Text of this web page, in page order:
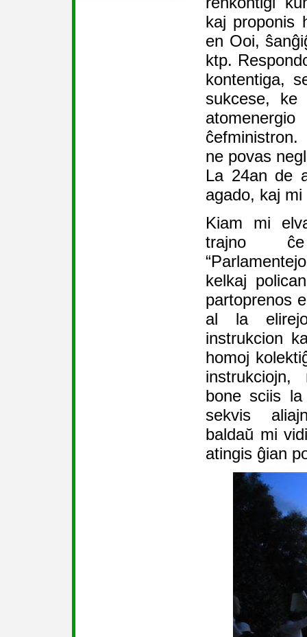
kaj proponis
en Ooi,
ktp.
kontentiga,
sukcese, ke
ne povas
La 24an de
agado, kaj
Kiam mi
trajno
kelkaj
partoprenos
al la
instrukcion
homoj
bone sciis
sekvis
baldaŭ mi
atingis ĝian